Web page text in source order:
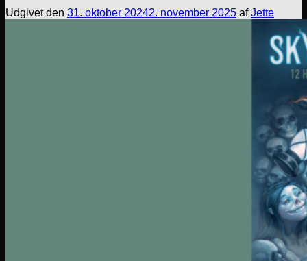
Udgivet den 31. oktober 20242. november 2025 afJette